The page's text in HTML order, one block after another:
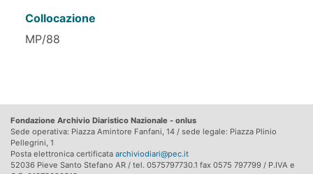
Collocazione
MP/88
Fondazione Archivio Diaristico Nazionale - onlus
Sede operativa: Piazza Amintore Fanfani, 14 / sede legale: Piazza Plinio
Pellegrini, 1
Posta elettronica certificata archiviodiari@pec.it
52036 Pieve Santo Stefano AR / tel. 0575797730.1 fax 0575 797799 / P.IVA e